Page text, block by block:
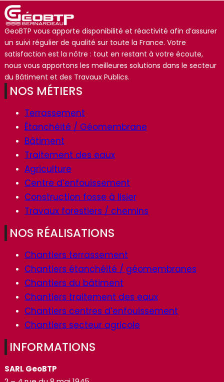
GeoBTP vous apporte disponibilité et réactivité afin d’assurer
un suivi régulier de qualité sur toute la France. Votre
satisfaction est la nôtre : tout en restant à votre écoute,
nous vous apportons les meilleures solutions dans le secteur
du Bâtiment et des Travaux Publics.
NOS MÉTIERS
Terrassement
Étanchéité / Géomembrane
Bâtiment
Traitement des eaux
Agriculture
Centre d’enfouissement
Construction fosse à lisier
Travaux forestiers / chemins
NOS RÉALISATIONS
Chantiers terrassement
Chantiers étanchéité / géomembranes
Chantiers du bâtiment
Chantiers traitement des eaux
Chantiers centres d’enfouissement
Chantiers secteur agricole
INFORMATIONS
SARL GeoBTP